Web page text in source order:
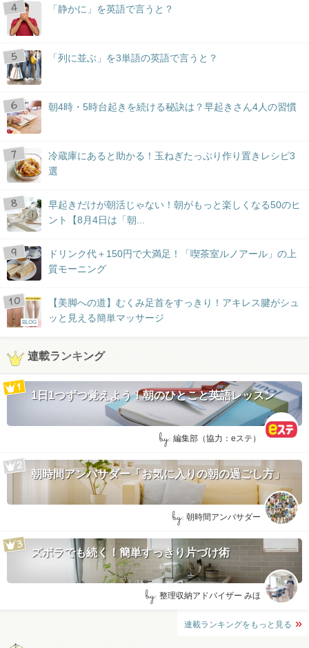
「静かに」を英語で言うと？
「列に並ぶ」を3単語の英語で言うと？
朝4時・5時台起きを続ける秘訣は？早起きさん4人の習慣
冷蔵庫にあると助かる！玉ねぎたっぷり作り置きレシピ3
選
早起きだけが朝活じゃない！朝がもっと楽しくなる50のヒ
ント【8月4日は「朝...
ドリンク代＋150円で大満足！「喫茶室ルノアール」の上
質モーニング
BLOG
【美脚への道】むくみ足首をすっきり！アキレス腱がシュ
ッと見える簡単マッサージ
連載ランキング
1日1つずつ覚えよう！朝のひとこと英語レッスン
by: 編集部（協力：eステ）
朝時間アンバサダー「お気に入りの朝の過ごし方」
by: 朝時間アンバサダー
ズボラでも続く！簡単すっきり片づけ術
by: 整理収納アドバイザー みほ
連載ランキングをもっと見る